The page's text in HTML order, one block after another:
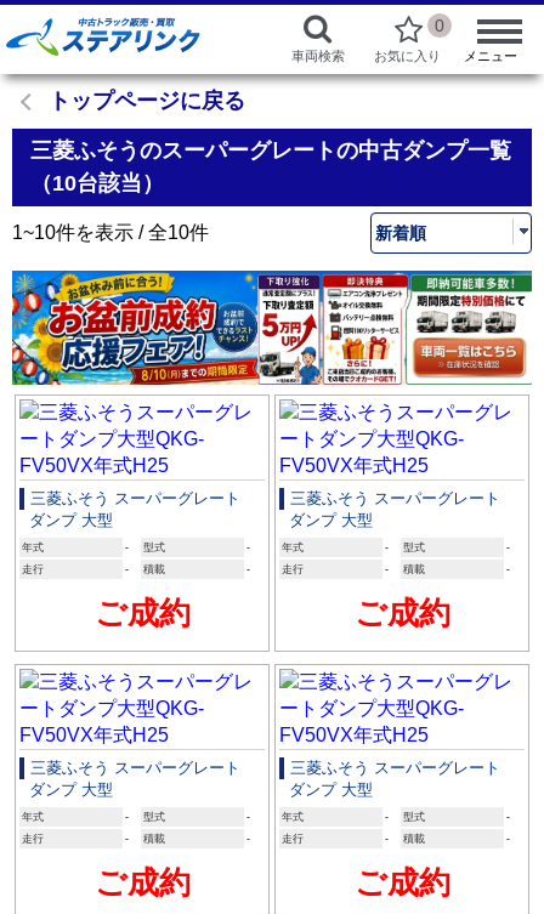
車両検索
0
お気に入り メニュー
トップページに戻る
三菱ふそうのスーパーグレートの中古ダンプ一覧
（10台該当）
1~10件を表示 / 全10件
三菱ふそう スーパーグレート
ダンプ 大型
年式 - 型式
-
走行
- 積載 -
ご成約
三菱ふそう スーパーグレート
ダンプ 大型
年式 - 型式
-
走行
- 積載 -
ご成約
三菱ふそう スーパーグレート
ダンプ 大型
年式 - 型式
-
走行
- 積載 -
ご成約
三菱ふそう スーパーグレート
ダンプ 大型
年式 - 型式
-
走行
- 積載 -
ご成約